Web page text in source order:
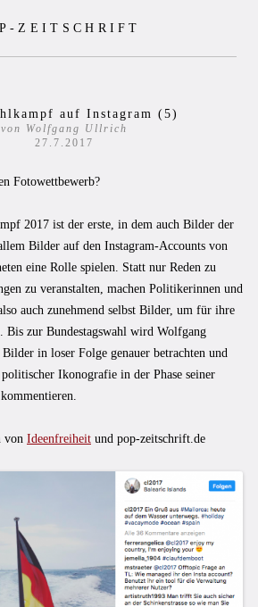
ZEITSCHRIFT
auf Instagram (5)
von Wolfgang Ullrich
27.7.2017
Fotowettbewerb?
2017 ist der erste, in dem auch Bilder der
Bilder auf den Instagram-Accounts von
eine Rolle spielen. Statt nur Reden zu
zu veranstalten, machen Politikerinnen und
auch zunehmend selbst Bilder, um für ihre
Bis zur Bundestagswahl wird Wolfgang
in loser Folge genauer betrachten und
Ikonografie in der Phase seiner
von Ideenfreiheit und pop-zeitschrift.de